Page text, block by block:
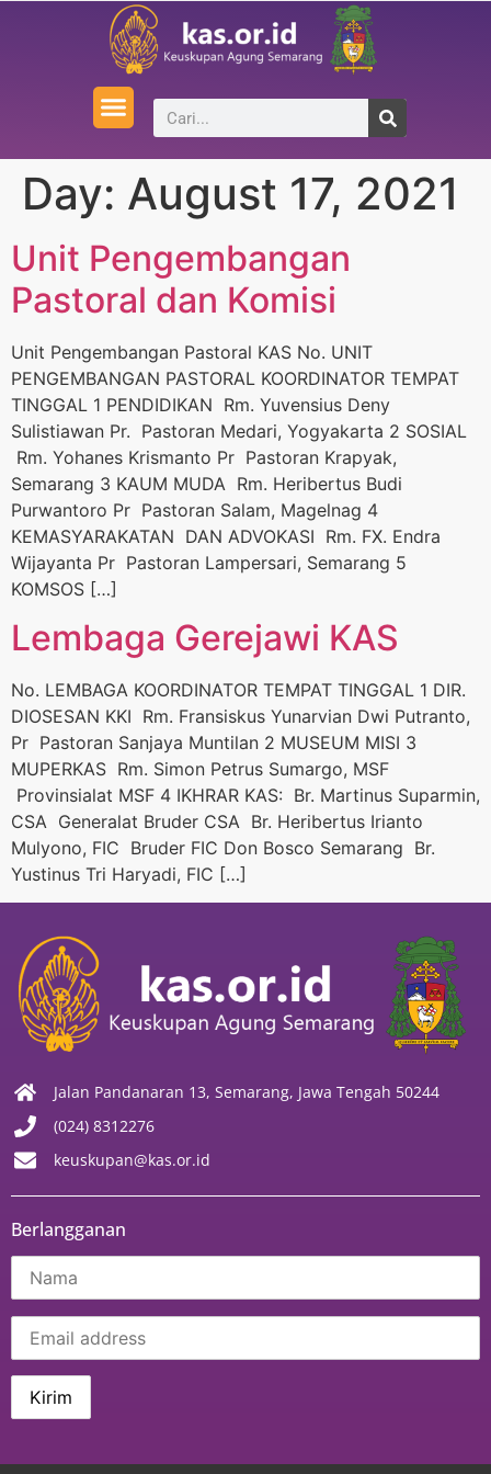
Day: August 17, 2021
Unit Pengembangan
Pastoral dan Komisi
Unit Pengembangan Pastoral KAS No. UNIT
PENGEMBANGAN PASTORAL KOORDINATOR TEMPAT
TINGGAL 1 PENDIDIKAN Rm. Yuvensius Deny
Sulistiawan Pr. Pastoran Medari, Yogyakarta 2 SOSIAL
Rm. Yohanes Krismanto Pr Pastoran Krapyak,
Semarang 3 KAUM MUDA Rm. Heribertus Budi
Purwantoro Pr Pastoran Salam, Magelnag 4
KEMASYARAKATAN DAN ADVOKASI Rm. FX. Endra
Wijayanta Pr Pastoran Lampersari, Semarang 5
KOMSOS […]
Lembaga Gerejawi KAS
No. LEMBAGA KOORDINATOR TEMPAT TINGGAL 1 DIR.
DIOSESAN KKI Rm. Fransiskus Yunarvian Dwi Putranto,
Pr Pastoran Sanjaya Muntilan 2 MUSEUM MISI 3
MUPERKAS Rm. Simon Petrus Sumargo, MSF
Provinsialat MSF 4 IKHRAR KAS: Br. Martinus Suparmin,
CSA Generalat Bruder CSA Br. Heribertus Irianto
Mulyono, FIC Bruder FIC Don Bosco Semarang Br.
Yustinus Tri Haryadi, FIC […]
Jalan Pandanaran 13, Semarang, Jawa Tengah 50244
(024) 8312276
keuskupan@kas.or.id
Berlangganan